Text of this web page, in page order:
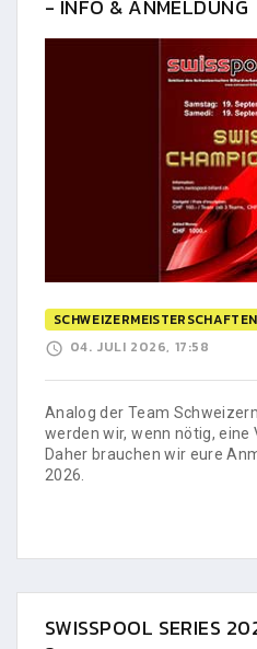
- INFO & ANMELDUNG
SCHWEIZERMEISTERSCHAFTEN
04. JULI 2026, 17:58
Analog der Team
werden wir, wenn nötig, eine
Daher brauchen wir eure
2026.
SWISSPOOL SERIES